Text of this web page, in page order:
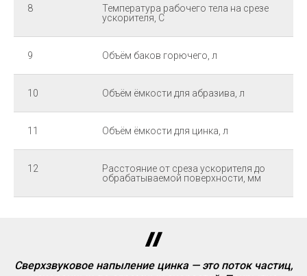
8
Температура рабочего тела на срезе
ускорителя, С
9 Объём баков горючего, л
10 Объём ёмкости для абразива, л
11 Объём ёмкости для цинка, л
12
Расстояние от среза ускорителя до
обрабатываемой поверхности, мм
Сверхзвуковое напыление цинка — это поток частиц,